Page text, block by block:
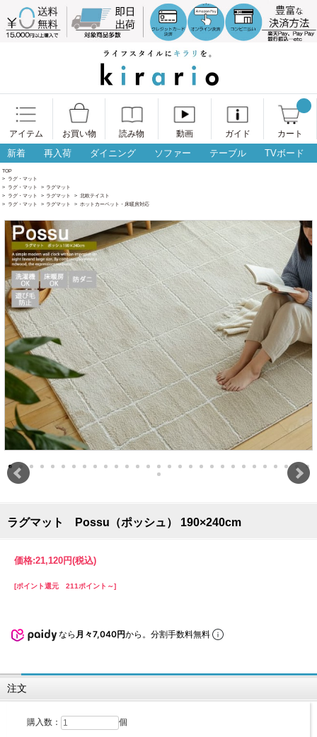
アイテム お買い物 読み物 動画 ガイド カート
新着 再入荷 ダイニング ソファー テーブル TVボード
TOP
> ラグ・マット
> ラグ・マット > ラグマット
> ラグ・マット > ラグマット > 北欧テイスト
> ラグ・マット > ラグマット > ホットカーペット・床暖房対応
ラグマット Possu（ポッシュ） 190×240cm
価格:21,120円(税込)
[ポイント還元 211ポイント～]
なら 月々7,040円から。分割手数料無料
注文
購入数： 個